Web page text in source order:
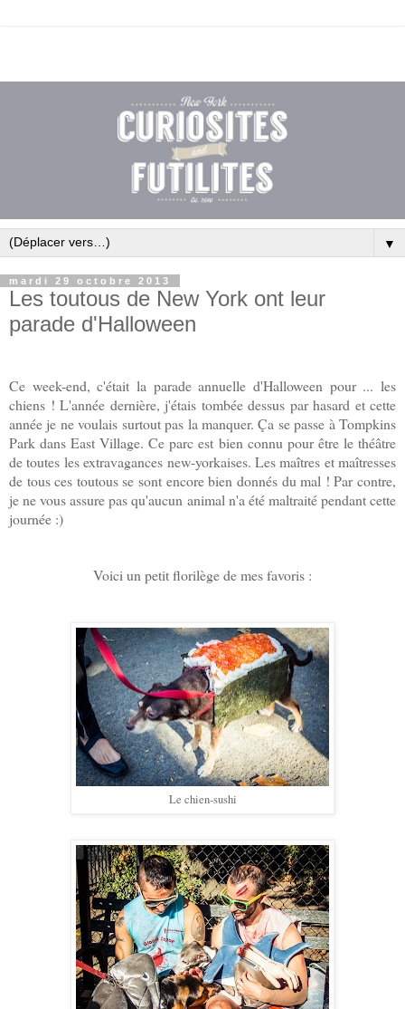
▼
mardi 29 octobre 2013
Les toutous de New York ont leur
parade d'Halloween
Ce week-end, c'était la parade annuelle d'Halloween pour ... les
chiens ! L'année dernière, j'étais tombée dessus par hasard et cette
année je ne voulais surtout pas la manquer. Ça se passe à Tompkins
Park dans East Village. Ce parc est bien connu pour être le théâtre
de toutes les extravagances new-yorkaises. Les maîtres et maîtresses
de tous ces toutous se sont encore bien donnés du mal ! Par contre,
je ne vous assure pas qu'aucun animal n'a été maltraité pendant cette
journée :)
Voici un petit florilège de mes favoris :
Le chien-sushi